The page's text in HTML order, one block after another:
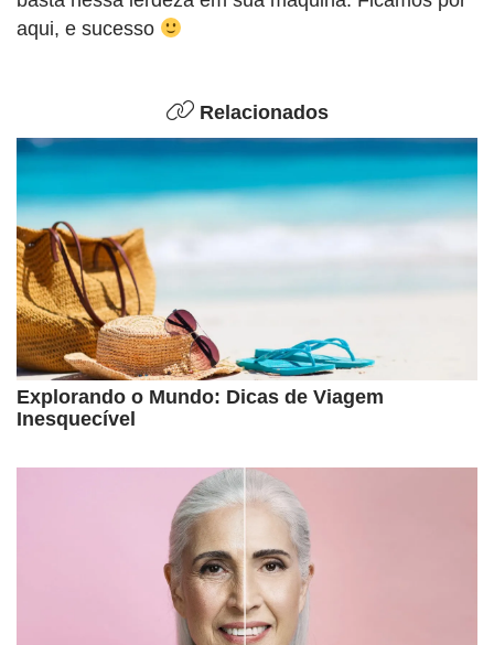
aqui, e sucesso
Relacionados
Explorando o Mundo: Dicas de Viagem
Inesquecível